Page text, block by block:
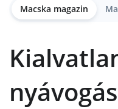
Macska magazin
nyávogás